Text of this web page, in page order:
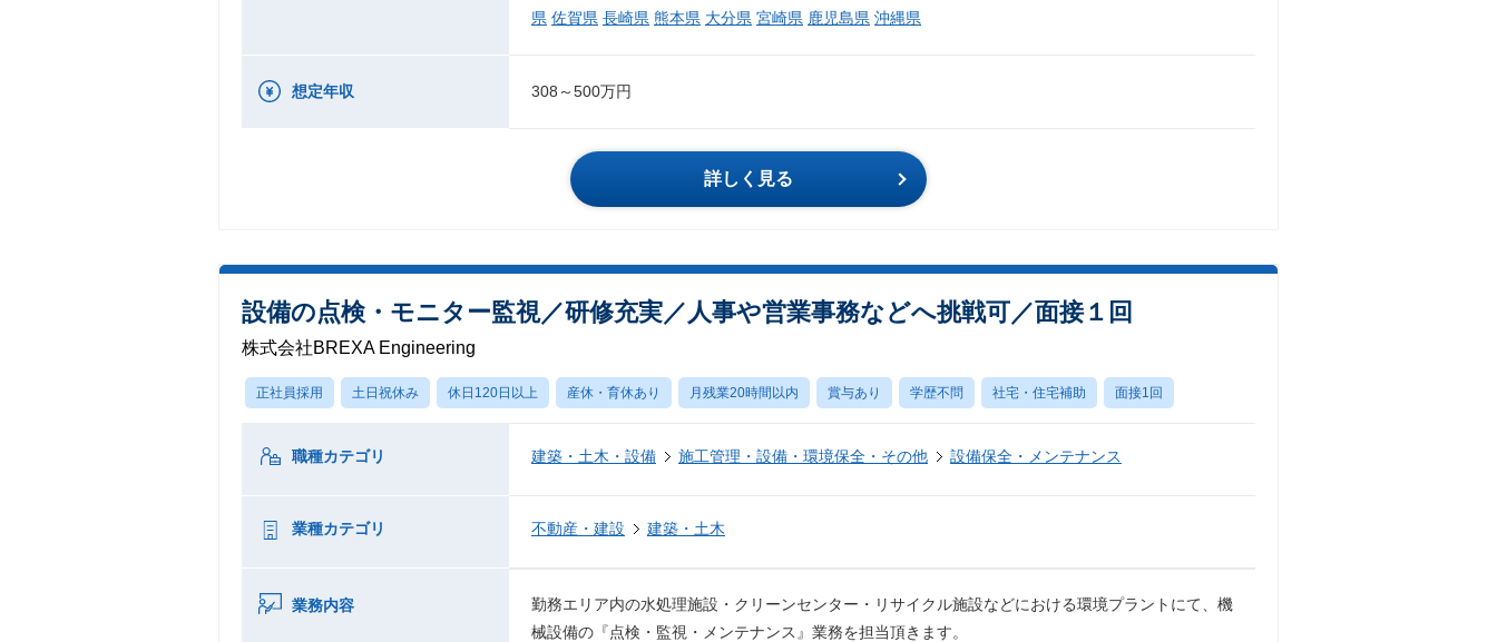
県 佐賀県 長崎県 熊本県 大分県 宮崎県 鹿児島県 沖縄県
想定年収 308～500万円
詳しく見る
設備の点検・モニター監視／研修充実／人事や営業事務などへ挑戦可／面接１回
株式会社BREXA Engineering
正社員採用 土日祝休み 休日120日以上 産休・育休あり 月残業20時間以内 賞与あり 学歴不問 社宅・住宅補助 面接1回
職種カテゴリ 建築・土木・設備 施工管理・設備・環境保全・その他 設備保全・メンテナンス
業種カテゴリ 不動産・建設 建築・土木
業務内容
勤務エリア内の水処理施設・クリーンセンター・リサイクル施設などにおける環境プラントにて、機
械設備の『点検・監視・メンテナンス』業務を担当頂きます。